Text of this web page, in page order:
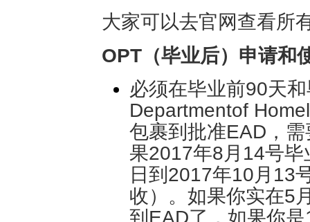
大家可以去官网查看所
OPT（毕业后）申请和
必须在毕业前90天
Departmentof
包裹到批准EAD，
果2017年8月14号
日到2017年10月13
收）。如果你实在5